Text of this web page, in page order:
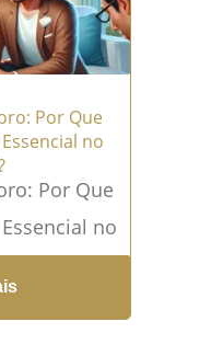
Por Que
no
Por Que
no
onde
estão